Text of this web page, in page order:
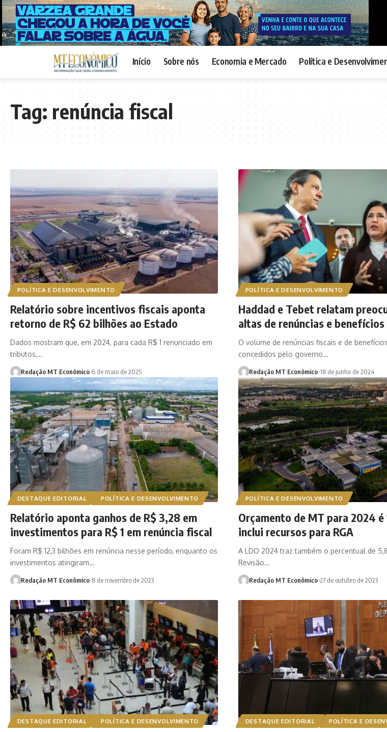
Início Sobre nós Economia e Mercado Política e
Tag:renúncia fiscal
POLÍTICA E DESENVOLVIMENTO
Relatório sobre incentivos fiscais aponta
retorno de R$ 62 bilhões ao Estado
Dados mostram que, em 2024, para cada R$ 1 renunciado em
tributos,…
Redação MT Econômico 6 de maio de 2025
POLÍTICA E DESENVOLVIMENTO
Haddad e Tebet relatam
altas de renúncias e
O volume de renúncias fiscais e de
concedidos pelo governo…
Redação MT Econômico 18 de junho de 2024
DESTAQUE EDITORIAL POLÍTICA E DESENVOLVIMENTO
Relatório aponta ganhos de R$ 3,28 em
investimentos para R$ 1 em renúncia fiscal
Foram R$ 12,3 bilhões em renúncia nesse período, enquanto os
investimentos atingiram…
Redação MT Econômico 8 de novembro de 2023
POLÍTICA E DESENVOLVIMENTO
Orçamento de MT para 2024 é
inclui recursos para RGA
A LDO 2024 traz também o percentual de
Revisão…
Redação MT Econômico 27 de outubro de 2023
DESTAQUE EDITORIAL POLÍTICA E DESENVOLVIMENTO DESTAQUE EDITORIAL POLÍTICA E